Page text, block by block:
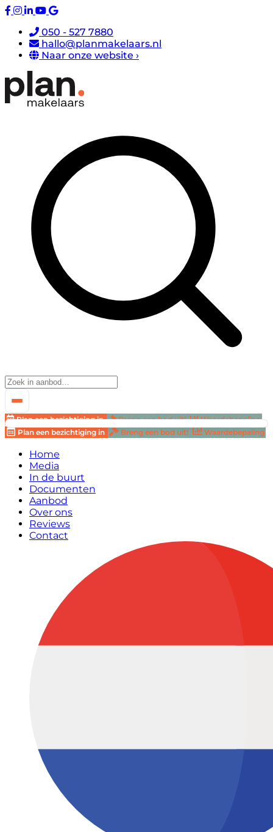
050 - 527 7880
hallo@planmakelaars.nl
Naar onze website ›
Plan een bezichtiging in Breng een bod uit!
Waardebepaling
Plan een bezichtiging in
Breng een bod uit! Waardebepaling
Home
Media
In de buurt
Documenten
Aanbod
Over ons
Reviews
Contact